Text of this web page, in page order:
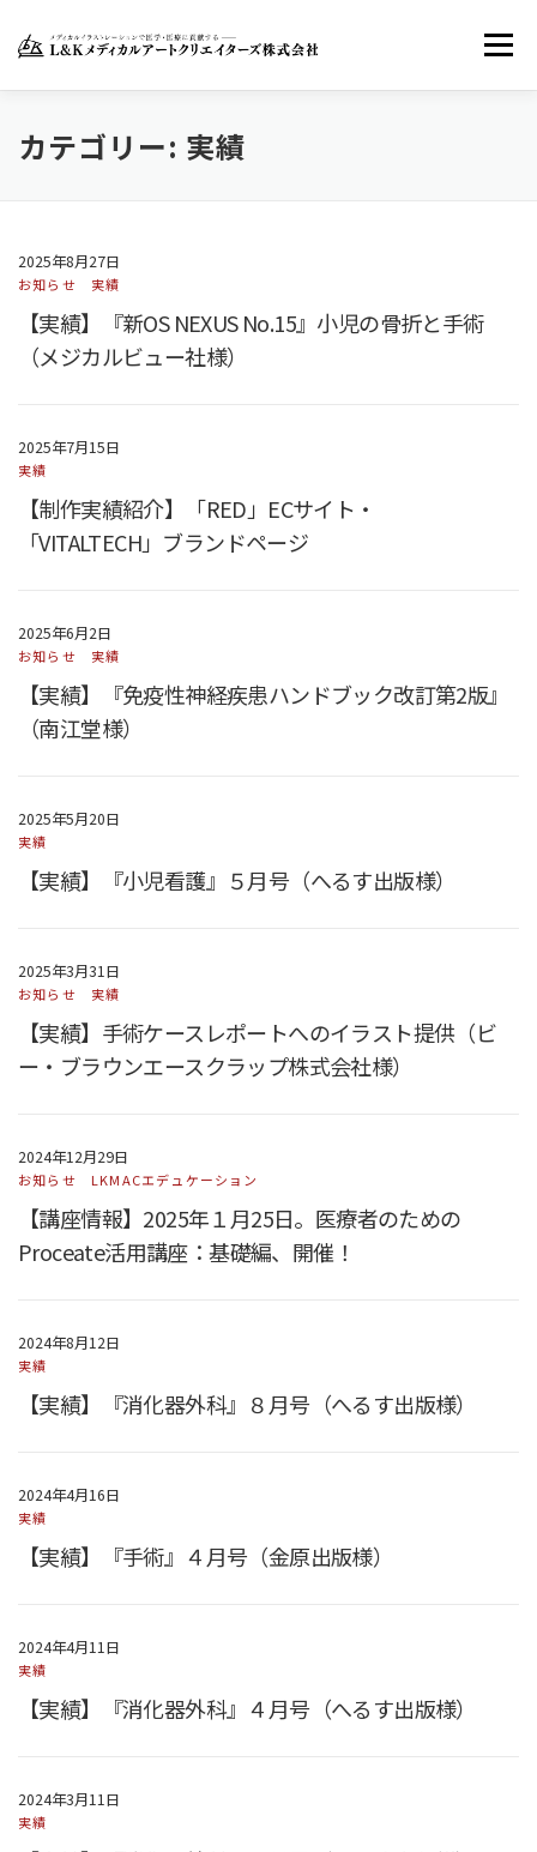
メニュー
ホーム LKMACについて
INSTAGRAM
カテゴリー: 実績
2025年8月27日
お知らせ 実績
【実績】『新OS NEXUS No.15』小児の骨折と手術
（メジカルビュー社様）
2025年7月15日
実績
【制作実績紹介】「RED」ECサイト・
「VITALTECH」ブランドページ
2025年6月2日
お知らせ 実績
【実績】『免疫性神経疾患ハンドブック改訂第2版』
（南江堂様）
2025年5月20日
実績
【実績】『小児看護』５月号（へるす出版様）
2025年3月31日
お知らせ 実績
【実績】手術ケースレポートへのイラスト提供（ビ
ー・ブラウンエースクラップ株式会社様）
2024年12月29日
お知らせ LKMACエデュケーション
【講座情報】2025年１月25日。医療者のための
Proceate活用講座：基礎編、開催！
2024年8月12日
実績
【実績】『消化器外科』８月号（へるす出版様）
2024年4月16日
実績
【実績】『手術』４月号（金原出版様）
2024年4月11日
実績
【実績】『消化器外科』４月号（へるす出版様）
2024年3月11日
実績